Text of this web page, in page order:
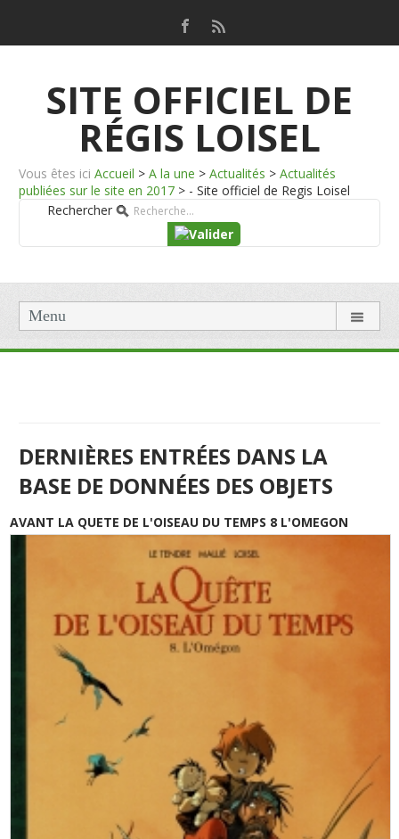
SITE OFFICIEL DE
RÉGIS LOISEL
Vous êtes ici Accueil > A la une > Actualités > Actualités
publiées sur le site en 2017 > - Site officiel de Regis Loisel
Rechercher
Menu
DERNIÈRES ENTRÉES DANS LA
BASE DE DONNÉES DES OBJETS
AVANT LA QUETE DE L'OISEAU DU TEMPS 8 L'OMEGON